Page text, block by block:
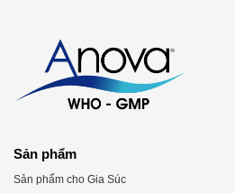
Sản phẩm
Sản phẩm cho Gia Súc